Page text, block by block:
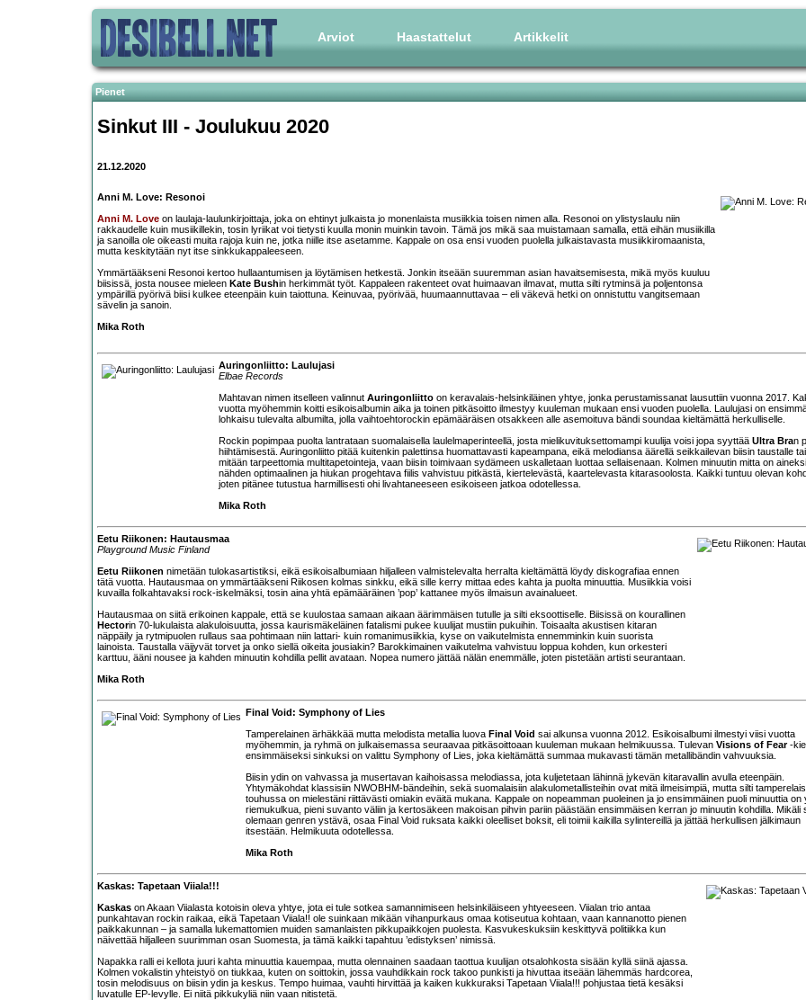
Arviot Haastattelut Artikkelit
Pienet
Sinkut III - Joulukuu 2020
21.12.2020
Anni M. Love: Resonoi
Anni M. Love on laulaja-laulunkirjoittaja, joka on ehtinyt julkaista jo monenlaista musiikkia toisen nimen alla. Resonoi on ylistyslaulu niin
rakkaudelle kuin musiikillekin, tosin lyriikat voi tietysti kuulla monin muinkin tavoin. Tämä jos mikä saa muistamaan samalla, että eihän musiikilla
ja sanoilla ole oikeasti muita rajoja kuin ne, jotka niille itse asetamme. Kappale on osa ensi vuoden puolella julkaistavasta musiikkiromaanista,
mutta keskitytään nyt itse sinkkukappaleeseen.
Ymmärtääkseni Resonoi kertoo hullaantumisen ja löytämisen hetkestä. Jonkin itseään suuremman asian havaitsemisesta, mikä myös kuuluu
biisissä, josta nousee mieleen Kate Bushin herkimmät työt. Kappaleen rakenteet ovat huimaavan ilmavat, mutta silti rytminsä ja poljentonsa
ympärillä pyörivä biisi kulkee eteenpäin kuin taiottuna. Keinuvaa, pyörivää, huumaannuttavaa – eli väkevä hetki on onnistuttu vangitsemaan
sävelin ja sanoin.
Mika Roth
Auringonliitto: Laulujasi
Elbae Records
Mahtavan nimen itselleen valinnut Auringonliitto on keravalais-helsinkiläinen yhtye, jonka perustamissanat lausuttiin vuonna 2017.
vuotta myöhemmin koitti esikoisalbumin aika ja toinen pitkäsoitto ilmestyy kuuleman mukaan ensi vuoden puolella. Laulujasi on
lohkaisu tulevalta albumilta, jolla vaihtoehtorockin epämääräisen otsakkeen alle asemoituva bändi soundaa kieltämättä herkulliselle.
Rockin popimpaa puolta lantrataan suomalaisella laulelmaperinteellä, josta mielikuvituksettomampi kuulija voisi jopa syyttää Ultra Bran
hiihtämisestä. Auringonliitto pitää kuitenkin palettinsa huomattavasti kapeampana, eikä melodiansa äärellä seikkailevan biisin taustalle
mitään tarpeettomia multitapetointeja, vaan biisin toimivaan sydämeen uskalletaan luottaa sellaisenaan. Kolmen minuutin mitta on
nähden optimaalinen ja hiukan progehtava fiilis vahvistuu pitkästä, kiertelevästä, kaartelevasta kitarasoolosta. Kaikki tuntuu olevan
joten pitänee tutustua harmillisesti ohi livahtaneeseen esikoiseen jatkoa odotellessa.
Mika Roth
Eetu Riikonen: Hautausmaa
Playground Music Finland
Eetu Riikonen nimetään tulokasartistiksi, eikä esikoisalbumiaan hiljalleen valmistelevalta herralta kieltämättä löydy diskografiaa ennen
tätä vuotta. Hautausmaa on ymmärtääkseni Riikosen kolmas sinkku, eikä sille kerry mittaa edes kahta ja puolta minuuttia. Musiikkia voisi
kuvailla folkahtavaksi rock-iskelmäksi, tosin aina yhtä epämääräinen ’pop’ kattanee myös ilmaisun avainalueet.
Hautausmaa on siitä erikoinen kappale, että se kuulostaa samaan aikaan äärimmäisen tutulle ja silti eksoottiselle. Biisissä on kourallinen
Hectorin 70-lukulaista alakuloisuutta, jossa kaurismäkeläinen fatalismi pukee kuulijat mustiin pukuihin. Toisaalta akustisen kitaran
näppäily ja rytmipuolen rullaus saa pohtimaan niin lattari- kuin romanimusiikkia, kyse on vaikutelmista ennemminkin kuin suorista
lainoista. Taustalla väijyvät torvet ja onko siellä oikeita jousiakin? Barokkimainen vaikutelma vahvistuu loppua kohden, kun orkesteri
karttuu, ääni nousee ja kahden minuutin kohdilla pellit avataan. Nopea numero jättää nälän enemmälle, joten pistetään artisti seurantaan.
Mika Roth
Final Void: Symphony of Lies
Tamperelainen ärhäkkää mutta melodista metallia luova Final Void sai alkunsa vuonna 2012. Esikoisalbumi ilmestyi viisi vuotta
myöhemmin, ja ryhmä on julkaisemassa seuraavaa pitkäsoittoaan kuuleman mukaan helmikuussa. Tulevan Visions of Fear-
ensimmäiseksi sinkuksi on valittu Symphony of Lies, joka kieltämättä summaa mukavasti tämän metallibändin vahvuuksia.
Biisin ydin on vahvassa ja musertavan kaihoisassa melodiassa, jota kuljetetaan lähinnä jykevän kitaravallin avulla eteenpäin.
Yhtymäkohdat klassisiin NWOBHM-bändeihin, sekä suomalaisiin alakulometallisteihin ovat mitä ilmeisimpiä, mutta silti
touhussa on mielestäni riittävästi omiakin eväitä mukana. Kappale on nopeamman puoleinen ja jo ensimmäinen puoli minuuttia on
riemukulkua, pieni suvanto väliin ja kertosäkeen makoisan pihvin pariin päästään ensimmäisen kerran jo minuutin kohdilla. Mikäli
olemaan genren ystävä, osaa Final Void ruksata kaikki oleelliset boksit, eli toimii kaikilla sylintereillä ja jättää herkullisen jälkimaun
itsestään. Helmikuuta odotellessa.
Mika Roth
Kaskas: Tapetaan Viiala!!!
Kaskas on Akaan Viialasta kotoisin oleva yhtye, jota ei tule sotkea samannimiseen helsinkiläiseen yhtyeeseen. Viialan trio antaa
punkahtavan rockin raikaa, eikä Tapetaan Viiala!! ole suinkaan mikään vihanpurkaus omaa kotiseutua kohtaan, vaan kannanotto pienen
paikkakunnan – ja samalla lukemattomien muiden samanlaisten pikkupaikkojen puolesta. Kasvukeskuksiin keskittyvä politiikka kun
näivettää hiljalleen suurimman osan Suomesta, ja tämä kaikki tapahtuu ’edistyksen’ nimissä.
Napakka ralli ei kellota juuri kahta minuuttia kauempaa, mutta olennainen saadaan taottua kuulijan otsalohkosta sisään kyllä siinä ajassa.
Kolmen vokalistin yhteistyö on tiukkaa, kuten on soittokin, jossa vauhdikkain rock takoo punkisti ja hivuttaa itseään lähemmäs hardcorea,
tosin melodisuus on biisin ydin ja keskus. Tempo huimaa, vauhti hirvittää ja kaiken kukkuraksi Tapetaan Viiala!!! pohjustaa tietä kesäksi
luvatulle EP-levylle. Ei niitä pikkukyliä niin vaan nitistetä.